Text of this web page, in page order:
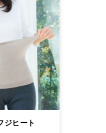
ジヒート